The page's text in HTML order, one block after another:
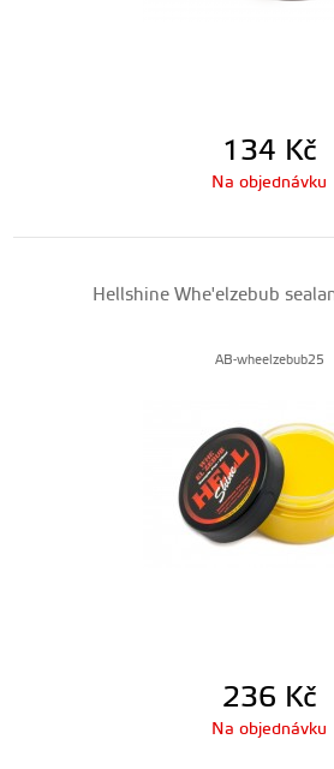
134 Kč
Na objednávku
Hellshine Whe'elzebub
AB-wheelzebub25
236 Kč
Na objednávku